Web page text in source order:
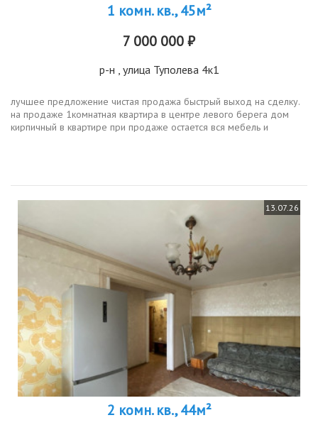
1 комн. кв., 45м²
7 000 000 ₽
р-н , улица Туполева 4к1
лучшее предложение чистая продажа быстрый выход на сделку.
на продаже 1комнатная квартира в центре левого берега дом
кирпичный в квартире при продаже остается вся мебель и
13.07.26
2 комн. кв., 44м²